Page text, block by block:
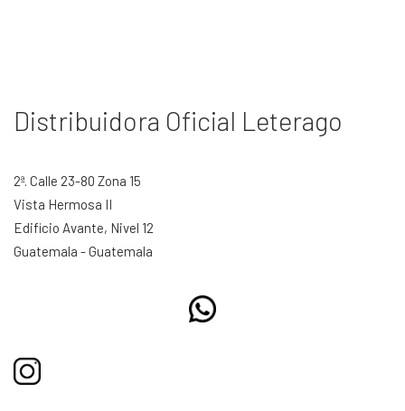
Distribuidora Oficial Leterago
2ª. Calle 23-80 Zona 15
Vista Hermosa II
Edificio Avante, Nivel 12
Guatemala - Guatemala